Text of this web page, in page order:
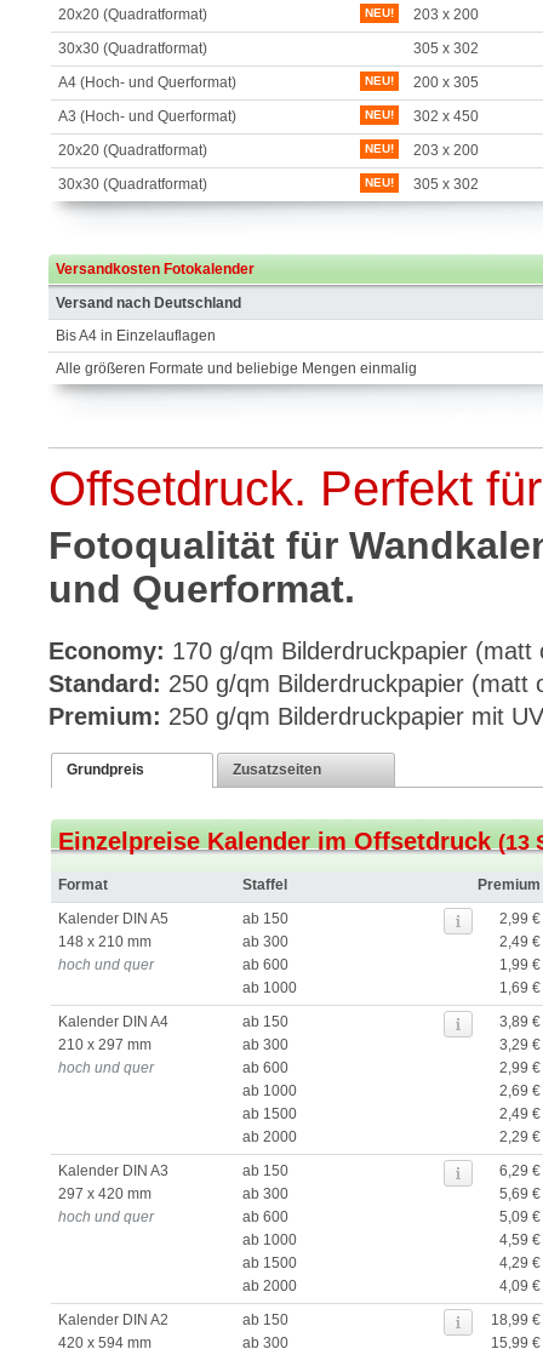
20x20 (Quadratformat)
NEU!
203 x 200
30x30 (Quadratformat)
305 x 302
A4 (Hoch- und Querformat)
NEU!
200 x 305
A3 (Hoch- und Querformat)
NEU!
302 x 450
20x20 (Quadratformat)
NEU!
203 x 200
30x30 (Quadratformat)
NEU! 305 x 302
Versandkosten Fotokalender
Versand nach Deutschland
Bis A4 in Einzelauflagen
Alle größeren Formate und beliebige Mengen einmalig
Offsetdruck. Perfekt
Fotoqualität für
und Querformat.
Economy: 170 g/qm Bilderdruckpapier (matt
Standard: 250 g/qm Bilderdruckpapier (matt
Premium: 250 g/qm Bilderdruckpapier mit
Grundpreis Zusatzseiten
Einzelpreise Kalender im Offsetdruck(13
Format Staffel
Premium
Kalender DIN A5
148 x 210 mm
hoch und quer
ab 150
ab 300
ab 600
ab 1000
2,99 €
2,49 €
1,99 €
1,69 €
Kalender DIN A4
210 x 297 mm
hoch und quer
ab 150
ab 300
ab 600
ab 1000
ab 1500
ab 2000
3,89 €
3,29 €
2,99 €
2,69 €
2,49 €
2,29 €
Kalender DIN A3
297 x 420 mm
hoch und quer
ab 150
ab 300
ab 600
ab 1000
ab 1500
ab 2000
6,29 €
5,69 €
5,09 €
4,59 €
4,29 €
4,09 €
Kalender DIN A2
420 x 594 mm
ab 150
ab 300
18,99 €
15,99 €